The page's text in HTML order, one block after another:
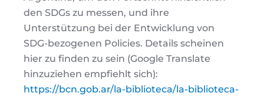
den SDGs zu messen, und ihre
Unterstützung bei der Entwicklung von
SDG-bezogenen Policies. Details scheinen
hier zu finden zu sein (Google Translate
hinzuziehen empfiehlt sich):
https://bcn.gob.ar/la-biblioteca/la-biblioteca-